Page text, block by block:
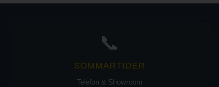
📞
SOMMARTIDER
Telefon & Showroom